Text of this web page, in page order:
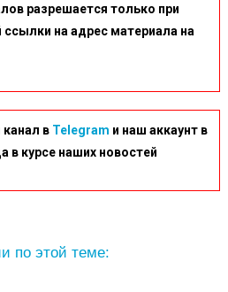
разрешается только при
на адрес материала на
в Telegram и наш аккаунт в
в курсе наших новостей
по этой теме: